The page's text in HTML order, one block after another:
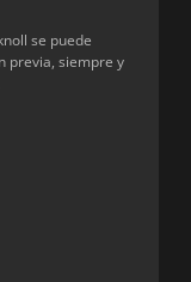
se puede
previa, siempre y